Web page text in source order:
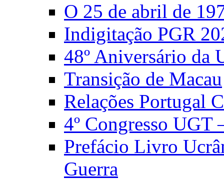
O 25 de abril de
Indigitação PGR
48º Aniversário da
Transição de Macau
Relações Portugal
4º Congresso UGT
Prefácio Livro
Guerra